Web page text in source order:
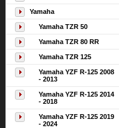
Yamaha
Yamaha TZR 50
Yamaha TZR 80 RR
Yamaha TZR 125
Yamaha YZF R-125 2008
- 2013
Yamaha YZF R-125 2014
- 2018
Yamaha YZF R-125 2019
- 2024